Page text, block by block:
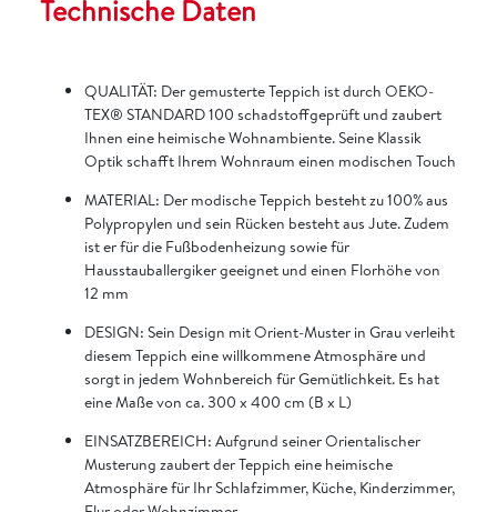
Technische Daten
QUALITÄT: Der gemusterte Teppich ist durch OEKO-
TEX® STANDARD 100 schadstoffgeprüft und zaubert
Ihnen eine heimische Wohnambiente. Seine Klassik
Optik schafft Ihrem Wohnraum einen modischen Touch
MATERIAL: Der modische Teppich besteht zu 100% aus
Polypropylen und sein Rücken besteht aus Jute. Zudem
ist er für die Fußbodenheizung sowie für
Hausstauballergiker geeignet und einen Florhöhe von
12 mm
DESIGN: Sein Design mit Orient-Muster in Grau verleiht
diesem Teppich eine willkommene Atmosphäre und
sorgt in jedem Wohnbereich für Gemütlichkeit. Es hat
eine Maße von ca. 300 x 400 cm (B x L)
EINSATZBEREICH: Aufgrund seiner Orientalischer
Musterung zaubert der Teppich eine heimische
Atmosphäre für Ihr Schlafzimmer, Küche, Kinderzimmer,